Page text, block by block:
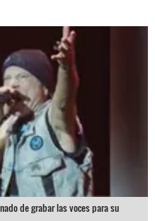
de grabar las voces para su